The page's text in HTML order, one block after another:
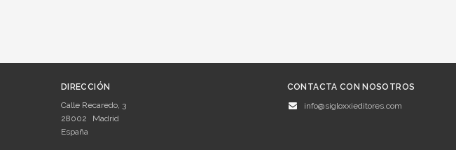
DIRECCIÓN
Calle Recaredo, 3
28002
Madrid
España
CONTACTA CON NOSOTROS
info@sigloxxieditores.com